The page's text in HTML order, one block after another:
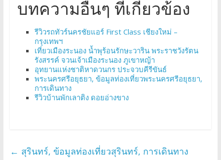
บทความอื่นๆ ที่เกี่ยวข้อง
รีวิวรถทัวร์นครชัยแอร์ First Class เชียงใหม่ –
กรุงเทพฯ
เที่ยวเมืองระนอง น้ำพุร้อนรักษะวาริน พระราชวังรัตน
รังสรรค์ จวนเจ้าเมืองระนอง ภูเขาหญ้า
อุทยานแห่งชาติหาดวนกร ประจวบคีรีขันธ์
พระนครศรีอยุธยา, ข้อมูลท่องเที่ยวพระนครศรีอยุธยา,
การเดินทาง
รีวิวบ้านพักเลาติง ดอยอ่างขาง
← สุรินทร์, ข้อมูลท่องเที่ยวสุรินทร์, การเดินทาง